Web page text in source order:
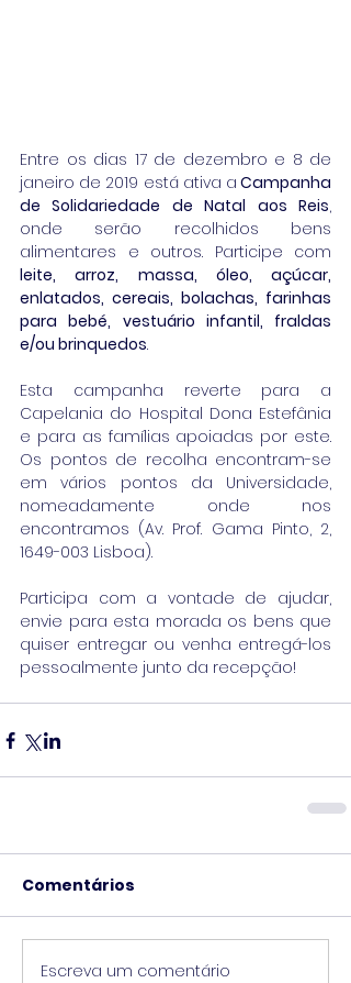
Entre os dias 17 de dezembro e 8 de
janeiro de 2019 está ativa a Campanha
de Solidariedade de Natal aos Reis,
onde serão recolhidos bens
alimentares e outros. Participe com
leite, arroz, massa, óleo, açúcar,
enlatados, cereais, bolachas, farinhas
para bebé, vestuário infantil, fraldas
e/ou brinquedos.
Esta campanha reverte para a
Capelania do Hospital Dona Estefânia
e para as famílias apoiadas por este.
Os pontos de recolha encontram-se
em vários pontos da Universidade,
nomeadamente onde nos
encontramos (Av. Prof. Gama Pinto, 2,
1649-003 Lisboa).
Participa com a vontade de ajudar,
envie para esta morada os bens que
quiser entregar ou venha entregá-los
pessoalmente junto da recepção!
Comentários
Escreva um comentário